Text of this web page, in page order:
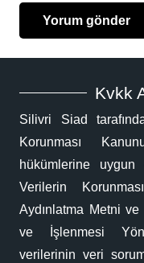
Yorum gönder
Kvkk
Silivri Siad
Korunması
hükümlerine
Verilerin
Aydınlatma Metni
ve İşlenmesi
verilerinin veri